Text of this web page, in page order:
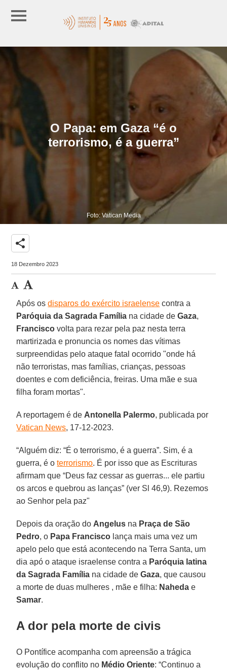
O Papa: em Gaza “é o
terrorismo, é a guerra”
Foto: Vatican Media
share
18 Dezembro 2023
Após osdisparos do exército israelense contra a
Paróquia da Sagrada Família na cidade deGaza,
Francisco volta para rezar pela paz nesta terra
martirizada e pronuncia os nomes das vítimas
surpreendidas pelo ataque fatal ocorrido "onde há
não terroristas, mas famílias, crianças, pessoas
doentes e com deficiência, freiras. Uma mãe e sua
filha foram mortas".
A reportagem é de Antonella Palermo, publicada por
Vatican News, 17-12-2023.
“Alguém diz: “É o terrorismo, é a guerra”. Sim, é a
guerra, é oterrorismo. É por isso que as Escrituras
afirmam que “Deus faz cessar as guerras... ele partiu
os arcos e quebrou as lanças” (ver Sl 46,9). Rezemos
ao Senhor pela paz"
Depois da oração do Angelus na Praça de São
Pedro, o Papa Francisco lança mais uma vez um
apelo pelo que está acontecendo na Terra Santa, um
dia apó o ataque israelense contra a Paróquia latina
da Sagrada Família na cidade deGaza, que causou
a morte de duas mulheres , mãe e filha: Naheda e
Samar.
A dor pela morte de civis
O Pontífice acompanha com apreensão a trágica
evolução do conflito no Médio Oriente: “Continuo a